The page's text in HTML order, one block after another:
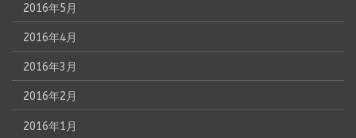
2016年5月
2016年4月
2016年3月
2016年2月
2016年1月